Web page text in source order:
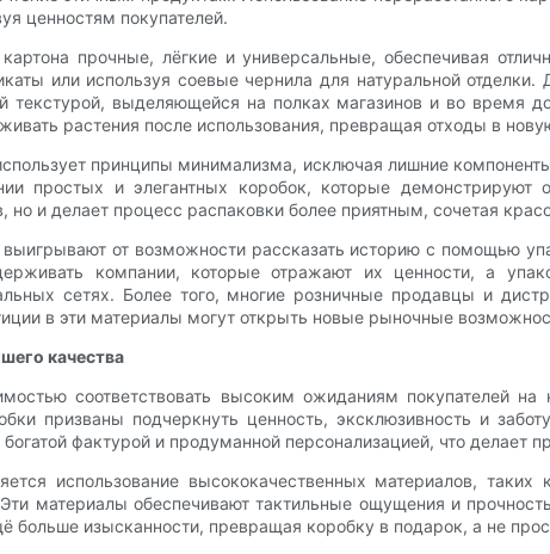
ценностям покупателей.
прочные, лёгкие и универсальные, обеспечивая
или используя соевые чернила для натуральной
текстурой, выделяющейся на полках магазинов и во время
растения после использования, превращая отходы в
принципы минимализма, исключая лишние
простых и элегантных коробок, которые
и делает процесс распаковки более приятным, сочетая
от возможности рассказать историю с помощью
компании, которые отражают их ценности, а
сетях. Более того, многие розничные продавцы и
в эти материалы могут открыть новые рыночные
качества
соответствовать высоким ожиданиям покупателей
призваны подчеркнуть ценность, эксклюзивность и
фактурой и продуманной персонализацией, что
использование высококачественных материалов,
материалы обеспечивают тактильные ощущения и
изысканности, превращая коробку в подарок, а не